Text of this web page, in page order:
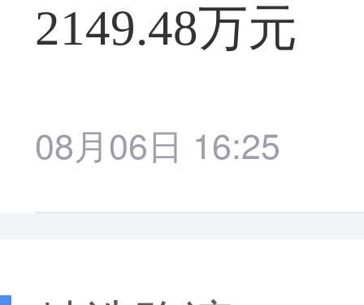
2149.48万元
08月06日 16:25